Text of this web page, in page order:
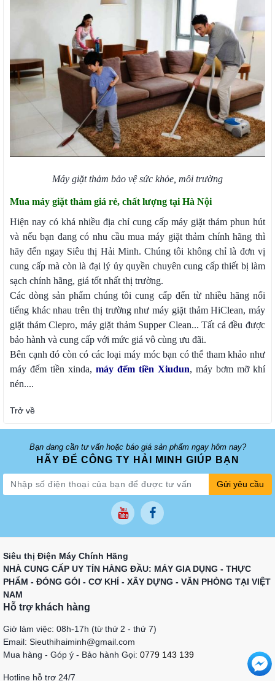
Máy giặt thảm bảo vệ sức khỏe, môi trường
Mua máy giặt thảm giá rẻ, chất lượng tại Hà Nội
Hiện nay có khá nhiều địa chỉ cung cấp máy giặt thảm phun hút
và nếu bạn đang có nhu cầu mua máy giặt thảm chính hãng thì
hãy đến ngay Siêu thị Hải Minh. Chúng tôi không chỉ là đơn vị
cung cấp mà còn là đại lý ủy quyền chuyên cung cấp thiết bị làm
sạch chính hãng, giá tốt nhất thị trường.
Các dòng sản phẩm chúng tôi cung cấp đến từ nhiều hãng nổi
tiếng khác nhau trên thị trường như máy giặt thảm HiClean, máy
giặt thảm Clepro, máy giặt thảm Supper Clean... Tất cả đều được
bảo hành và cung cấp với mức giá vô cùng ưu đãi.
Bên cạnh đó còn có các loại máy móc bạn có thể tham khảo như
máy đếm tiền xinda, máy đếm tiền Xiudun, máy bơm mỡ khí
nén....
Trở về
Bạn đang cần tư vấn hoặc báo giá sản phẩm ngay hôm nay?
HÃY ĐỂ CÔNG TY HẢI MINH GIÚP BẠN
Gửi yêu cầu
Siêu thị Điện Máy Chính Hãng
NHÀ CUNG CẤP UY TÍN HÀNG ĐẦU: MÁY GIA DỤNG - THỰC
PHẨM - ĐÓNG GÓI - CƠ KHÍ - XÂY DỰNG - VĂN PHÒNG TẠI VIỆT
NAM
Hỗ trợ khách hàng
Giờ làm việc: 08h-17h (từ thứ 2 - thứ 7)
Email: Sieuthihaiminh@gmail.com
Mua hàng - Góp ý - Bảo hành Gọi: 0779 143 139
Hotline hỗ trợ 24/7